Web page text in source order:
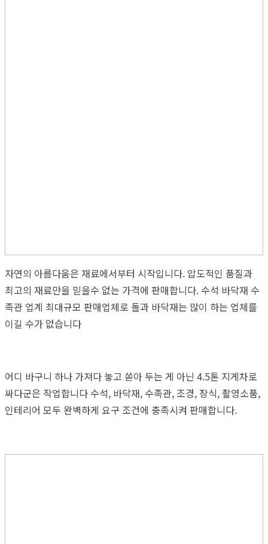
자연의 아름다움은 재료에서부터 시작입니다. 압도적인 품질과
최고의 재료만을 믿을수 없는 가격에 판매합니다. 수석 바닥재 수
족관 업계 최대규모 판매업체로 돌과 바닥재는 많이 하는 업체를
이길 수가 없습니다
어디 바구니 하나 가져다 놓고 쏟아 두는 게 아닌 4.5톤 지게차로
싸다군은 작업합니다 수석, 바닥재, 수족관, 조경, 장식, 촬영소품,
인테리어 모두 완벽하게 요구 조건에 충족시켜 판매합니다.